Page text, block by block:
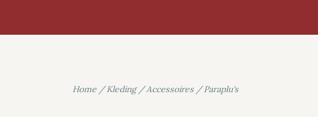
Home /Kleding/Accessoires /Paraplu's